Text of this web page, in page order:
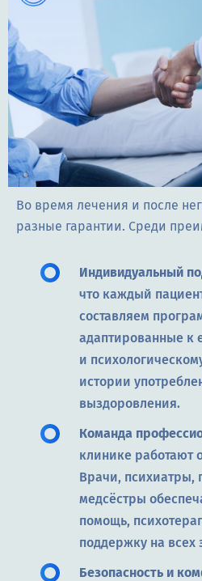
Во время лечения и после
разные гарантии. Среди
Индивидуальный
что каждый
составляем
адаптированные к
и
истории
выздоровления.
Команда
клинике работают
Врачи, психиатры,
медсёстры
помощь,
поддержку на всех
Безопасность и